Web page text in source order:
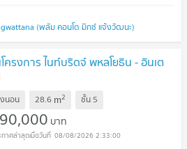
(พลัม คอนโด มิกซ์ แจ้งวัฒนะ)
ครงการ ไนท์บริดจ์ พหลโยธิน - อินเต
นอน 28.6 m2 ชั้น 5
บาท
08/08/2026 2:33:00